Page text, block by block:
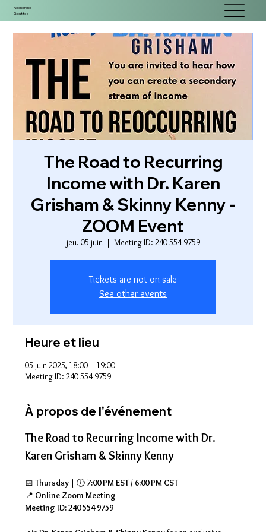
Recherche
Gouttes
The Road to Recurring
Income with Dr. Karen
Grisham & Skinny Kenny -
ZOOM Event
jeu. 05 juin
  |
Meeting ID: 240 554 9759
Tickets are not on sale
See other events
Heure et lieu
05 juin 2025, 18:00 – 19:00
Meeting ID: 240 554 9759
À propos de l'événement
The Road to Recurring Income with Dr.
Karen Grisham & Skinny Kenny
📅 Thursday | 🕖 7:00 PM EST / 6:00 PM CST
📍 Online Zoom Meeting
Meeting ID: 240 554 9759